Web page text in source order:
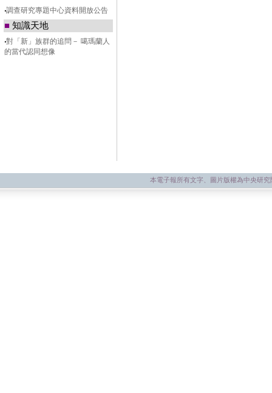
‧調查研究專題中心資料開放公告
■ 知識天地
‧對「新」族群的追問－ 噶瑪蘭人
的當代認同想像
本電子報所有文字、圖片版權為中央研